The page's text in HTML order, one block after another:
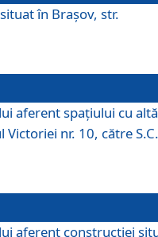
în Braşov, str.
aferent spaţiului cu altă
nr. 10, către S.C.
aferent construcţiei